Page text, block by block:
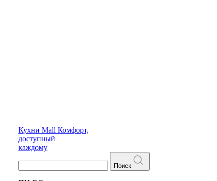
Кухни Mall Комфорт,
доступный
каждому
Поиск